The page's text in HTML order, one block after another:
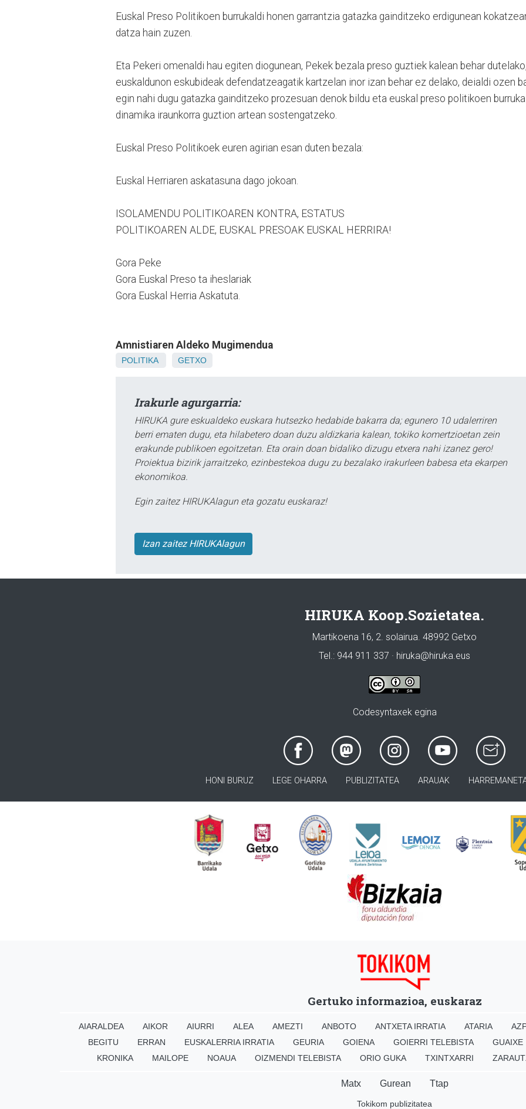
Euskal Preso Politikoen burrukaldi honen garrantzia gatazka gainditzeko erdigunean
datza hain zuzen.
Eta Pekeri omenaldi hau egiten diogunean, Pekek bezala preso guztiek kalean behar
euskaldunon eskubideak defendatzeagatik kartzelan inor izan behar ez delako, deialdi ozen
egin nahi dugu gatazka gainditzeko prozesuan denok bildu eta euskal preso politikoen burruka
dinamika iraunkorra guztion artean sostengatzeko.
Euskal Preso Politikoek euren agirian esan duten bezala:
Euskal Herriaren askatasuna dago jokoan.
ISOLAMENDU POLITIKOAREN KONTRA, ESTATUS
POLITIKOAREN ALDE, EUSKAL PRESOAK EUSKAL HERRIRA!
Gora Peke
Gora Euskal Preso ta iheslariak
Gora Euskal Herria Askatuta.
Amnistiaren Aldeko Mugimendua
POLITIKA GETXO
Irakurle agurgarria:
HIRUKA gure eskualdeko euskara hutsezko hedabide bakarra da; egunero 10 udalerriren
berri ematen dugu, eta hilabetero doan duzu aldizkaria kalean, tokiko komertzioetan zein
erakunde publikoen egoitzetan. Eta orain doan bidaliko dizugu etxera nahi izanez gero!
Proiektua bizirik jarraitzeko, ezinbestekoa dugu zu bezalako irakurleen babesa eta ekarpen
ekonomikoa.
Egin zaitez HIRUKAlagun eta gozatu euskaraz!
Izan zaitez HIRUKAlagun
HIRUKA Koop.Sozietatea.
Martikoena 16, 2. solairua. 48992 Getxo
Tel.: 944 911 337 · hiruka@hiruka.eus
Codesyntaxek egina
HONI BURUZ LEGE OHARRA PUBLIZITATEA ARAUAK
Gertuko informazioa, euskaraz
AIARALDEA AIKOR AIURRI ALEA AMEZTI ANBOTO ANTXETA IRRATIA ATARIA
BEGITU
ERRAN EUSKALERRIA IRRATIA GEURIA GOIENA GOIERRI TELEBISTA
GUAIXE
KRONIKA
MAILOPE NOAUA OIZMENDI TELEBISTA ORIO GUKA TXINTXARRI
Matx Gurean Ttap
Tokikom publizitatea